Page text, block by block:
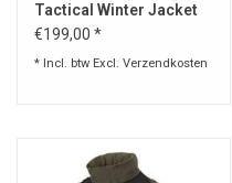
Tactical Winter Jacket
€199,00 *
* Incl. btw Excl. Verzendkosten